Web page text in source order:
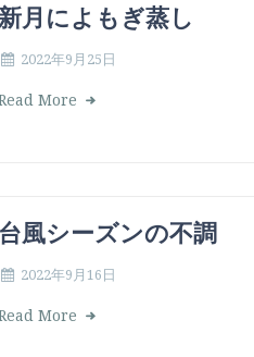
月によもぎ蒸し
2022年9月25日
More
台風シーズンの不調
2022年9月16日
More